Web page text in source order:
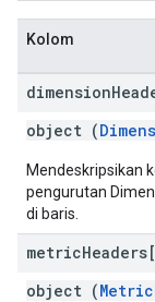
Kolom
dimension
object (
Mendeskripsikan
pengurutan
di baris.
metric
object (